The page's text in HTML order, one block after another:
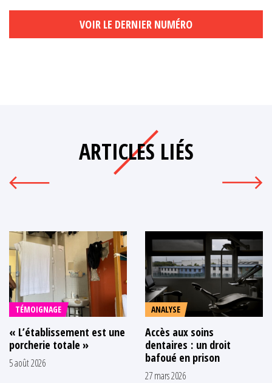
VOIR LE DERNIER NUMÉRO
ARTICLES LIÉS
TÉMOIGNAGE
« L’établissement est une
porcherie totale »
5 août 2026
ANALYSE
Accès aux soins
dentaires : un droit
bafoué en prison
27 mars 2026